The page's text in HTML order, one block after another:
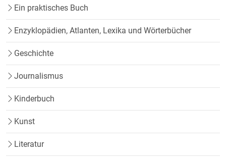
Ein praktisches Buch
Enzyklopädien, Atlanten, Lexika und Wörterbücher
Geschichte
Journalismus
Kinderbuch
Kunst
Literatur